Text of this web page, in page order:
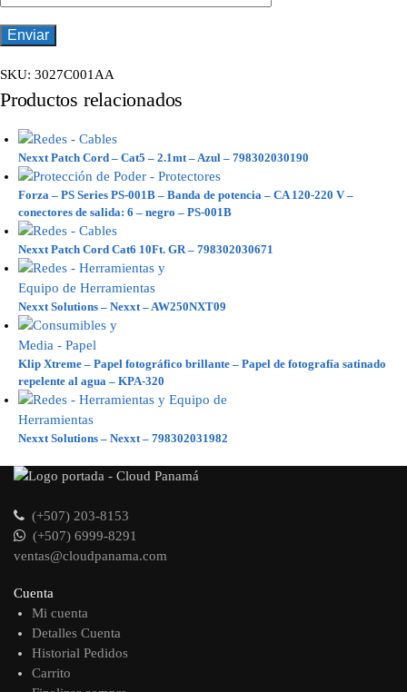
SKU: 3027C001AA
Productos relacionados
Nexxt Patch Cord – Cat5 – 2.1mt – Azul – 798302030190
Forza – PS Series PS-001B – Banda de potencia – CA 120-220 V –
conectores de salida: 6 – negro – PS-001B
Nexxt Patch Cord Cat6 10Ft. GR – 798302030671
Nexxt Solutions – Nexxt – AW250NXT09
Klip Xtreme – Papel fotográfico brillante – Papel de fotografía satinado
repelente al agua – KPA-320
Nexxt Solutions – Nexxt – 798302031982
(+507) 203-8153
(+507) 6999-8291
ventas@cloudpanama.com
Cuenta
Mi cuenta
Detalles Cuenta
Historial Pedidos
Carrito